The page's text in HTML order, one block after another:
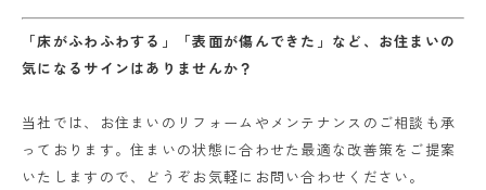
「床がふわふわする」「表面が傷んできた」など、お住まいの
気になるサインはありませんか？
当社では、お住まいのリフォームやメンテナンスのご相談も承
っております。住まいの状態に合わせた最適な改善策をご提案
いたしますので、どうぞお気軽にお問い合わせください。